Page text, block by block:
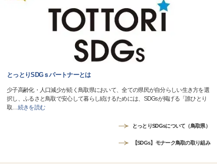
とっとりSDGｓパートナーとは
少子高齢化・人口減少が続く鳥取県において、全ての県民が自分らしい生き方を選
択し、ふるさと鳥取で安心して暮らし続けるためには、SDGsが掲げる「誰ひとり
取…続きを読む
とっとりSDGsについて（鳥取県）
【SDGs】モナーク鳥取の取り組み